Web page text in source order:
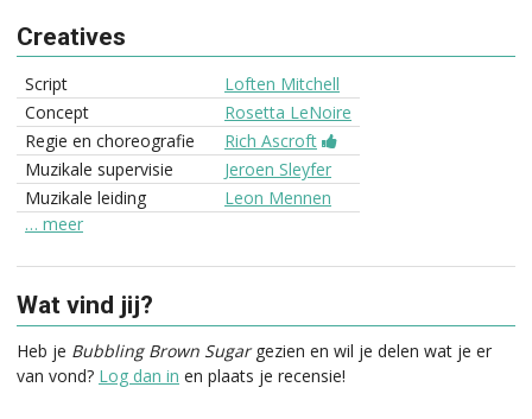
Creatives
Script
Loften Mitchell
Concept
Rosetta LeNoire
Regie en choreografie
Rich Ascroft
Muzikale supervisie
Jeroen Sleyfer
Muzikale leiding
Leon Mennen
… meer
Wat vind jij?
Heb je Bubbling Brown Sugargezien en wil je delen wat je er
van vond? Log dan in en plaats je recensie!